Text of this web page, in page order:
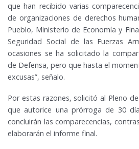
que han recibido varias
de organizaciones de derechos
Pueblo, Ministerio de Economía y
Seguridad Social de las Fuerzas
ocasiones se ha solicitado la
de Defensa, pero que hasta el
excusas”, señalo.
Por estas razones, solicitó al Pleno
que autorice una prórroga de 30
concluirán las comparecencias,
elaborarán el informe final.